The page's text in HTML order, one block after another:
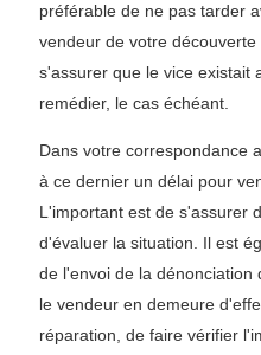
préférable de ne pas tarder
vendeur de votre
s'assurer que le vice existait
remédier, le cas échéant.
Dans votre correspondance
à ce dernier un délai pour
L'important est de s'assurer
d'évaluer la situation. Il est
de l'envoi de la
le vendeur en demeure
réparation, de faire vérifier